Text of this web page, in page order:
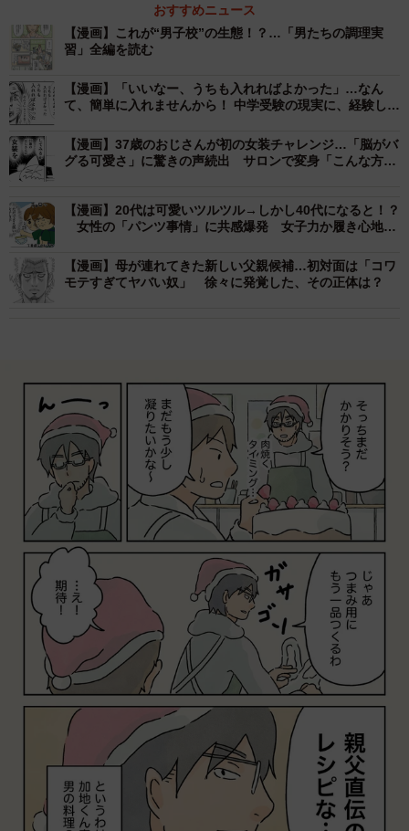
おすすめニュース
【漫画】これが“男子校”の生態！？…「男たちの調理実
習」全編を読む
【漫画】「いいなー、うちも入れればよかった」…なん
て、簡単に入れませんから！ 中学受験の現実に、経験した
【漫画】37歳のおじさんが初の女装チャレンジ…「脳がバ
グる可愛さ」に驚きの声続出 サロンで変身「こんな方法
【漫画】20代は可愛いツルツル→しかし40代になると！？
女性の「パンツ事情」に共感爆発 女子力か履き心地
【漫画】母が連れてきた新しい父親候補…初対面は「コワ
モテすぎてヤバい奴」 徐々に発覚した、その正体は？